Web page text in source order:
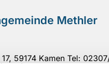
Methler
59174 Kamen Tel: